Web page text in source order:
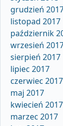
grudzień
listopad 2017
październik
wrzesień
sierpień 2017
lipiec 2017
czerwiec 2017
maj 2017
kwiecień 2017
marzec 2017